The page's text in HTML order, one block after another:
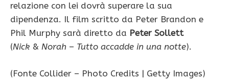
relazione con lei dovrà superare la sua
dipendenza. Il film scritto da Peter Brandon e
Phil Murphy sarà diretto da Peter Sollett
(Nick & Norah – Tutto accadde in una notte).
(Fonte Collider – Photo Credits | Getty Images)